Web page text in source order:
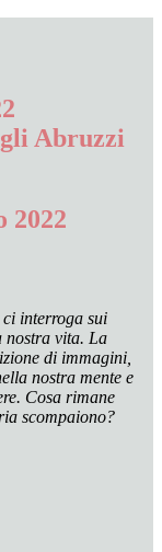
Abruzzi
2022
interroga sui
nostra vita. La
di immagini,
nostra mente e
Cosa rimane
scompaiono?